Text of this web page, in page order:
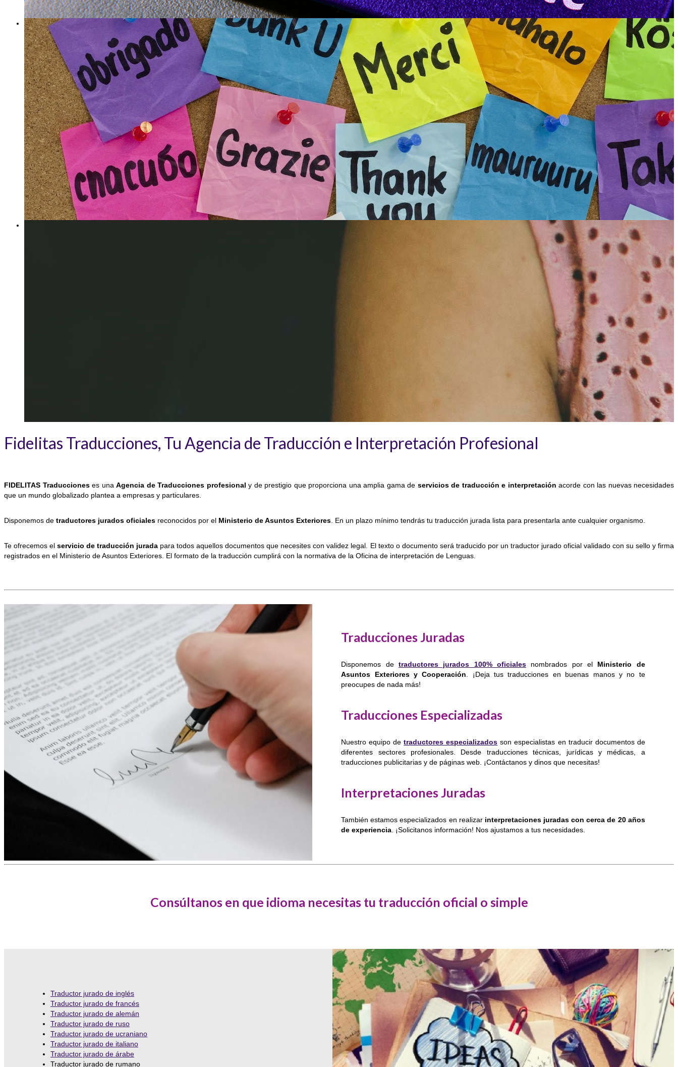
Fidelitas Traducciones, Tu Agencia de Traducción e Interpretación Profesional
FIDELITAS Traduccioneses una Agencia de Traducciones profesional y de prestigio que proporciona una amplia gama de servicios de traducción e interpretación acorde con las nuevas necesidades
que un mundo globalizado plantea a empresas y particulares.
Disponemos de traductores jurados oficiales reconocidos por el Ministerio de Asuntos Exteriores . En un plazo mínimo tendrás tu traducción jurada lista para presentarla ante cualquier organismo.
Te ofrecemos elservicio de traducción jurada para todos aquellos documentos que necesites con validez legal. El texto o documento será traducido por un traductor jurado oficial validado con su sello y firma
registrados en el Ministerio de Asuntos Exteriores. El formato de la traducción cumplirá con la normativa de la Oficina de interpretación de Lenguas.
Traducciones Juradas
Disponemos de traductores jurados 100% oficialesnombrados por el Ministerio de
Asuntos Exteriores y Cooperación . ¡Deja tus traducciones en buenas manos y no te
preocupes de nada más!
Traducciones Especializadas
Nuestro equipo detraductores especializados son especialistas en traducir documentos de
diferentes sectores profesionales. Desde traducciones técnicas, jurídicas y médicas, a
traducciones publicitarias y de páginas web. ¡Contáctanos y dinos que necesitas!
Interpretaciones Juradas
También estamos especializados en realizar interpretaciones juradas con cerca de 20 años
de experiencia . ¡Solicitanos información! Nos ajustamos a tus necesidades.
Consúltanos en que idioma necesitas tu traducción oficial o simple
Traductor jurado de inglés
Traductor jurado de francés
Traductor jurado de alemán
Traductor jurado de ruso
Traductor jurado de ucraniano
Traductor jurado de italiano
Traductor jurado de árabe
Traductor jurado de rumano